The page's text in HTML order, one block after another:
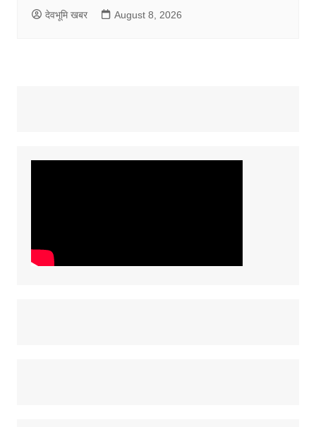
देवभूमि खबर August 8, 2026